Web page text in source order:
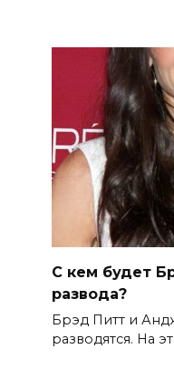
С кем будет
развода?
Брэд Питт и
разводятся. На